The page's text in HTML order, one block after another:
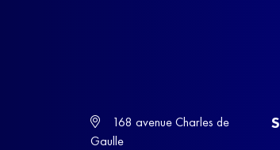
168 avenue Charles de
Gaulle